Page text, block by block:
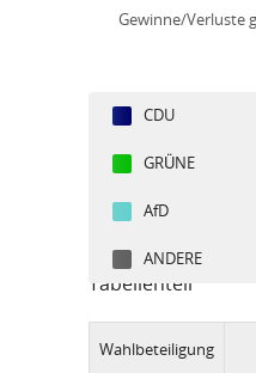
Gewinne/Verluste
CDU
GRÜNE
AfD
ANDERE
Tabellenteil
Wahlbeteiligung